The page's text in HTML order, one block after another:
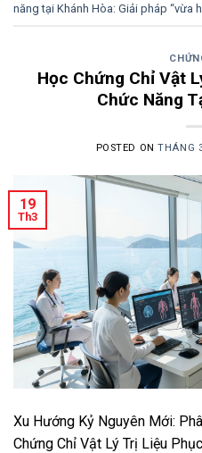
năng tại Khánh Hòa: Giải pháp “vừa
Học Chứng Chỉ Vật
Chức Năng
POSTED ONTHÁNG
19
Th3
Xu Hướng Kỷ Nguyên Mới:
Chứng Chỉ Vật Lý Trị Liệu